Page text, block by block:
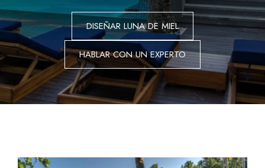
DISEÑAR LUNA DE MIEL
HABLAR CON UN EXPERTO